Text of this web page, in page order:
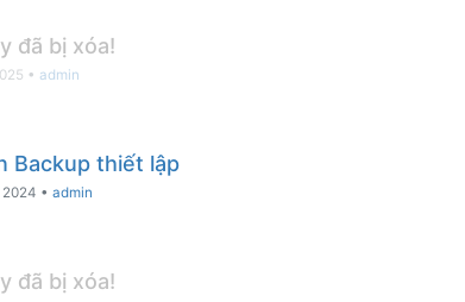
đã bị xóa!
• admin
Backup thiết lập
2024 • admin
đã bị xóa!